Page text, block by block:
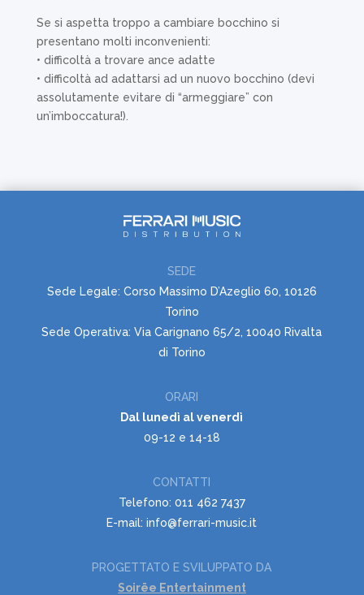
Se si aspetta troppo a cambiare bocchino si
presentano molti inconvenienti:
• difficoltà a trovare ance adatte
• difficoltà ad adattarsi ad un nuovo bocchino (devi
assolutamente evitare di “armeggiare” con
un’imboccatura!).
SEDE
Sede Legale: Corso Massimo D’Azeglio 60, 10126
Torino
Sede Operativa: Via Carignano 65/2, 10040 Rivalta
di Torino
ORARI
Dal lunedì al venerdì
09-12 e 14-18
CONTATTI
Telefono: 011 462 7437
E-mail: info@ferrari-music.it
PROGETTATO E SVILUPPATO DA
Soirëe Entertainment